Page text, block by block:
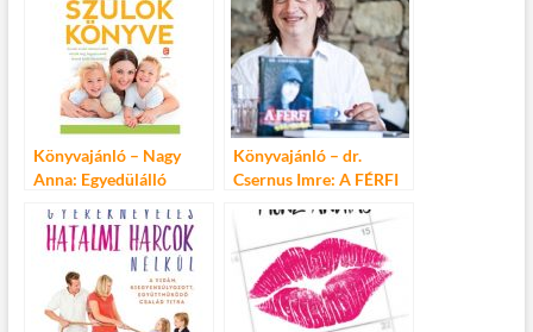
Könyvajánló – Nagy
Anna: Egyedülálló
Könyvajánló – dr.
Csernus Imre: A FÉRFI